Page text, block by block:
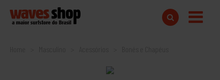
Home